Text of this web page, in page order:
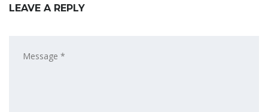
LEAVE A REPLY